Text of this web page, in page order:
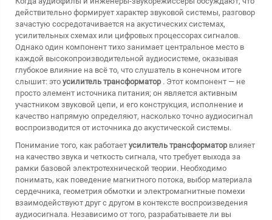
действительно формирует характер звуковой системы, разговор
зачастую сосредотачивается на акустических системах,
усилительных схемах или цифровых процессорах сигналов.
Однако один компонент тихо занимает центральное место в
каждой высокопроизводительной аудиосистеме, оказывая
глубокое влияние на всё то, что слушатель в конечном итоге
слышит: это усилитель трансформатор . Этот компонент — не
просто элемент источника питания; он является активным
участником звуковой цепи, и его конструкция, исполнение и
качество напрямую определяют, насколько точно аудиосигнал
воспроизводится от источника до акустической системы.
Понимание того, как работает усилитель трансформатор влияет
на качество звука и четкость сигнала, что требует выхода за
рамки базовой электротехнической теории. Необходимо
понимать, как поведение магнитного потока, выбор материала
сердечника, геометрия обмотки и электромагнитные помехи
взаимодействуют друг с другом в контексте воспроизведения
аудиосигнала. Независимо от того, разрабатываете ли вы